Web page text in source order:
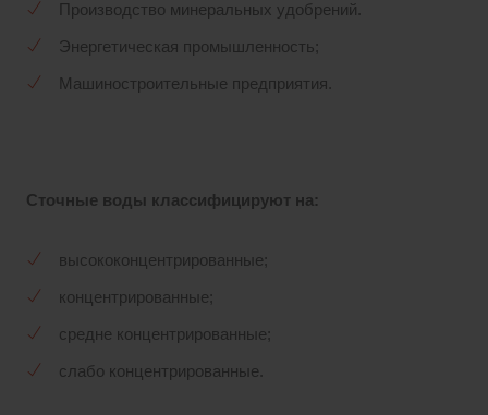
Производство минеральных удобрений.
Энергетическая промышленность;
Машиностроительные предприятия.
Сточные воды классифицируют на:
высококонцентрированные;
концентрированные;
средне концентрированные;
слабо концентрированные.